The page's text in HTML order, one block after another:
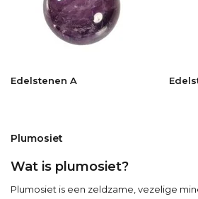
Edelstenen A
Plumosiet
Wat is plumosiet?
Plumosiet is een zeldzame, vezelige